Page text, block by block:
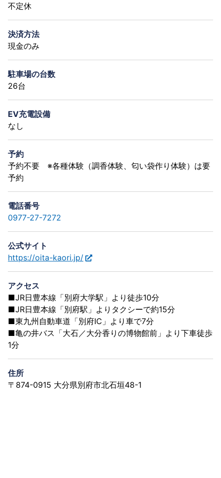
不定休
決済方法
現金のみ
駐車場の台数
26台
EV充電設備
なし
予約
予約不要 ※各種体験（調香体験、匂い袋作り体験）は要
予約
電話番号
0977-27-7272
公式サイト
https://oita-kaori.jp/
アクセス
■JR日豊本線「別府大学駅」より徒歩10分
■JR日豊本線「別府駅」よりタクシーで約15分
■東九州自動車道「別府IC」より車で7分
■亀の井バス「大石／大分香りの博物館前」より下車徒歩
1分
住所
〒874-0915 大分県別府市北石垣48-1